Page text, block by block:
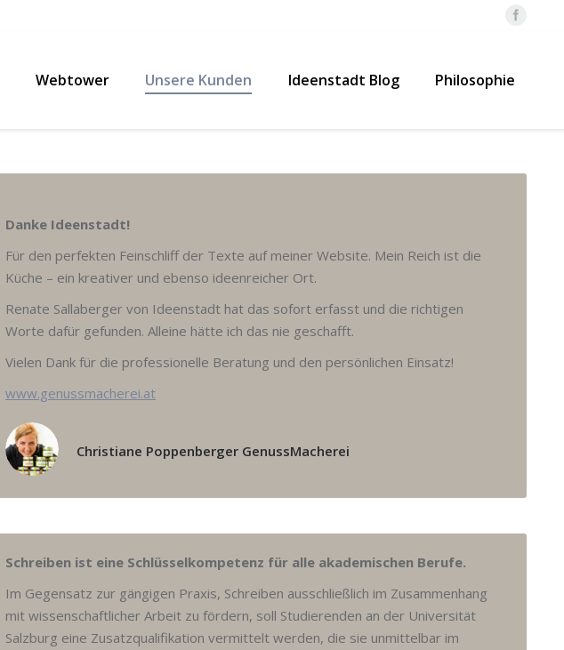
Webtower Unsere Kunden Ideenstadt Blog Philosophie
Danke Ideenstadt!
Für den perfekten Feinschliff der Texte auf meiner Website. Mein Reich ist die
Küche – ein kreativer und ebenso ideenreicher Ort.
Renate Sallaberger von Ideenstadt hat das sofort erfasst und die richtigen
Worte dafür gefunden. Alleine hätte ich das nie geschafft.
Vielen Dank für die professionelle Beratung und den persönlichen Einsatz!
www.genussmacherei.at
Christiane Poppenberger GenussMacherei
Schreiben ist eine Schlüsselkompetenz für alle akademischen Berufe.
Im Gegensatz zur gängigen Praxis, Schreiben ausschließlich im Zusammenhang
mit wissenschaftlicher Arbeit zu fördern, soll Studierenden an der Universität
Salzburg eine Zusatzqualifikation vermittelt werden, die sie unmittelbar im